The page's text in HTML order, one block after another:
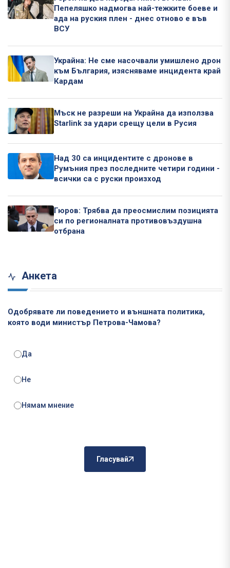
Пепеляшко надмогва най-тежките боеве и
ада на руския плен - днес отново е във
ВСУ
Украйна: Не сме насочвали умишлено дрон
към България, изясняваме инцидента край
Кардам
Мъск не разреши на Украйна да използва
Starlink за удари срещу цели в Русия
Над 30 са инцидентите с дронове в
Румъния през последните четири години -
всички са с руски произход
Гюров: Трябва да преосмислим позицията
си по регионалната противовъздушна
отбрана
Анкета
Одобрявате ли поведението и външната политика,
която води министър Петрова-Чамова?
Да
Не
Нямам мнение
Гласувай